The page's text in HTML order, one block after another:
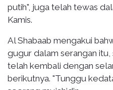
putih", juga telah tewas
Kamis.
Al Shabaab mengakui
gugur dalam serangan
telah kembali dengan
berikutnya. "Tunggu